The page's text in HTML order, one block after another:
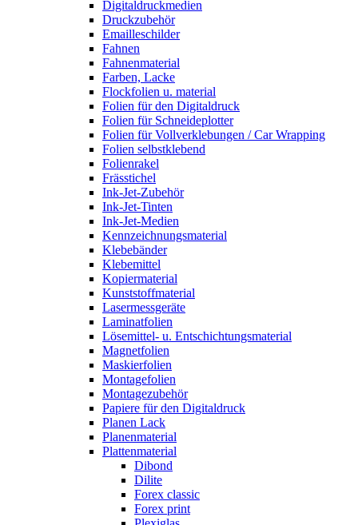
Digitaldruckmedien
Druckzubehör
Emailleschilder
Fahnen
Fahnenmaterial
Farben, Lacke
Flockfolien u. material
Folien für den Digitaldruck
Folien für Schneideplotter
Folien für Vollverklebungen / Car Wrapping
Folien selbstklebend
Folienrakel
Frässtichel
Ink-Jet-Zubehör
Ink-Jet-Tinten
Ink-Jet-Medien
Kennzeichnungsmaterial
Klebebänder
Klebemittel
Kopiermaterial
Kunststoffmaterial
Lasermessgeräte
Laminatfolien
Lösemittel- u. Entschichtungsmaterial
Magnetfolien
Maskierfolien
Montagefolien
Montagezubehör
Papiere für den Digitaldruck
Planen Lack
Planenmaterial
Plattenmaterial
Dibond
Dilite
Forex classic
Forex print